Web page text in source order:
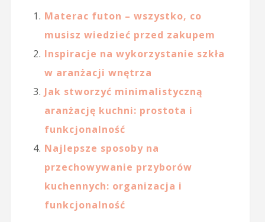
Materac futon – wszystko, co
musisz wiedzieć przed zakupem
Inspiracje na wykorzystanie szkła
w aranżacji wnętrza
Jak stworzyć minimalistyczną
aranżację kuchni: prostota i
funkcjonalność
Najlepsze sposoby na
przechowywanie przyborów
kuchennych: organizacja i
funkcjonalność